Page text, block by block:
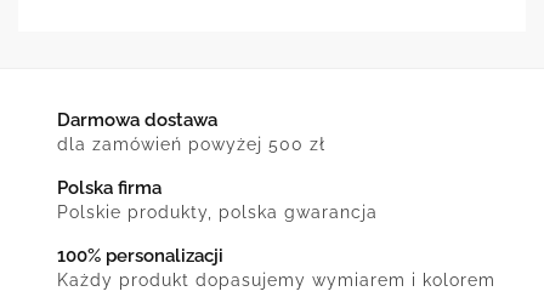
Darmowa dostawa
dla zamówień powyżej 500 zł
Polska firma
Polskie produkty, polska gwarancja
100% personalizacji
Każdy produkt dopasujemy wymiarem i kolorem